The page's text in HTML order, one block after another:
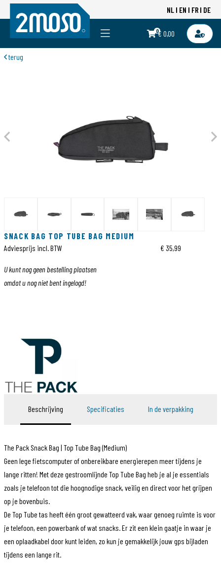
NL EN FR DE
0€ 0,00
terug
SNACK BAG TOP TUBE BAG MEDIUM
Adviesprijs incl. BTW € 35,99
U kunt nog geen bestelling plaatsen
omdat u nog niet bent ingelogd!
Beschrijving Specificaties In de verpakking
The Pack Snack Bag | Top Tube Bag (Medium)
Geen lege fietscomputer of onbereikbare energierepen meer tijdens je
lange ritten! Met deze gestroomlijnde Top Tube Bag heb je al je essentials
zoals je telefoon tot die hoognodige snack, veilig en direct voor het grijpen
op je bovenbuis.
De Top Tube tas heeft één groot gewatteerd vak, waar genoeg ruimte is voor
je telefoon, een powerbank of wat snacks. Er zit een klein gaatje in waar je
een oplaadkabel door kunt leiden, zo kun je gemakkelijk jouw gps bijladen
tijdens een lange rit.